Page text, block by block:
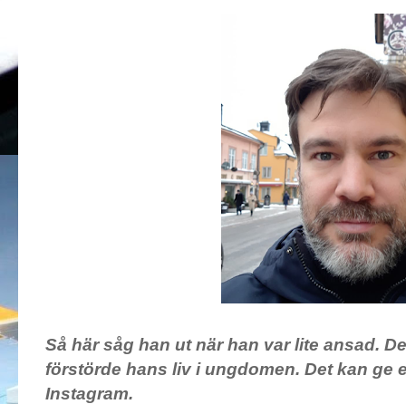
Så här såg han ut när han var lite ansad.
förstörde hans liv i ungdomen. Det kan ge
Instagram.